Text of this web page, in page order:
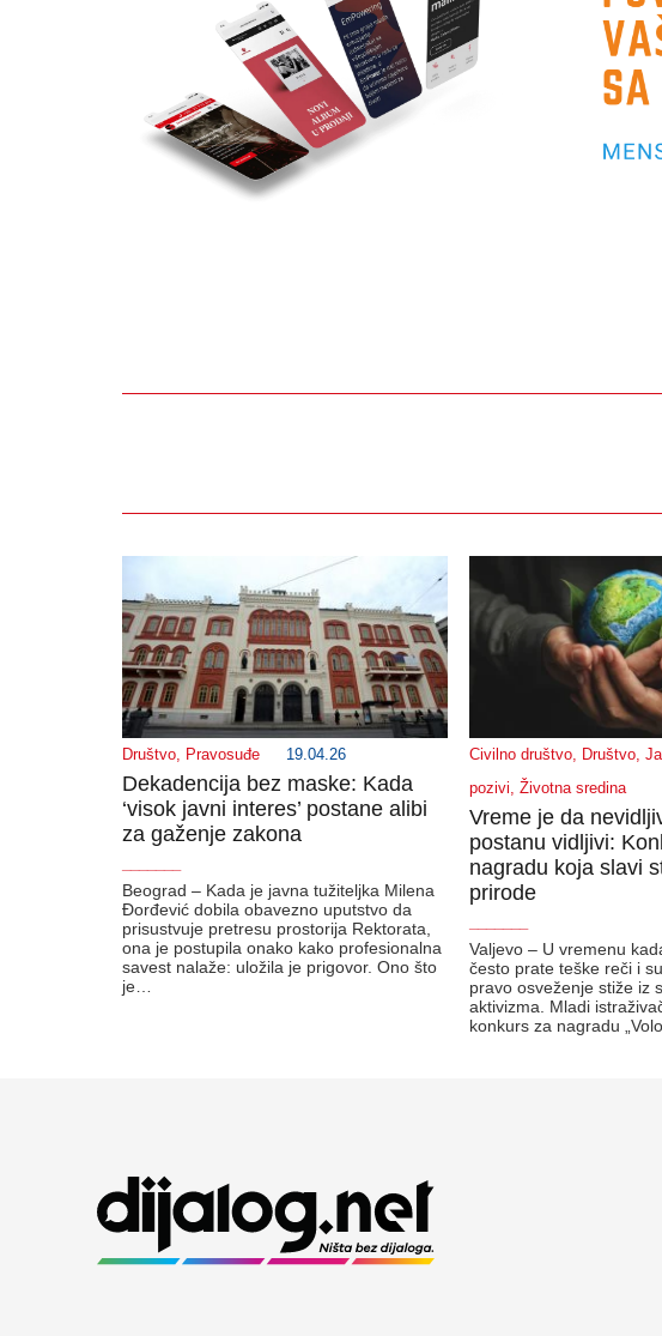
Društvo, Pravosuđe 19.04.26
Dekadencija bez maske: Kada
‘visok javni interes’ postane alibi
za gaženje zakona
Beograd – Kada je javna tužiteljka Milena
Đorđević dobila obavezno uputstvo da
prisustvuje pretresu prostorija Rektorata,
ona je postupila onako kako profesionalna
savest nalaže: uložila je prigovor. Ono što
je…
Civilno društvo, Društvo,
pozivi, Životna sredina
Vreme je da
postanu vidljivi:
nagradu koja slavi
prirode
Valjevo – U vremenu
često prate teške reči i
pravo osveženje stiže iz
aktivizma. Mladi
konkurs za nagradu